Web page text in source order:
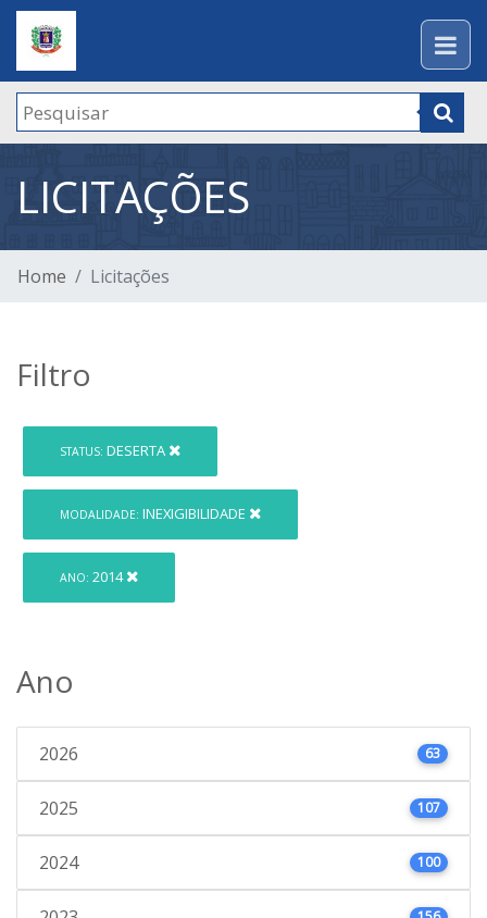
LICITAÇÕES
Home Licitações
Filtro
STATUS: DESERTA
MODALIDADE: INEXIGIBILIDADE
ANO: 2014
Ano
2026 63
2025 107
2024 100